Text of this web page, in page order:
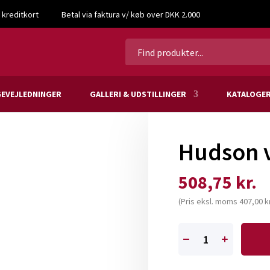
kreditkort Betal via faktura v/ køb over DKK 2.000
GALLERI & UDSTILLINGER
1″
Hudson
508,75 kr.
(Pris eksl. moms 407,00
Hudson